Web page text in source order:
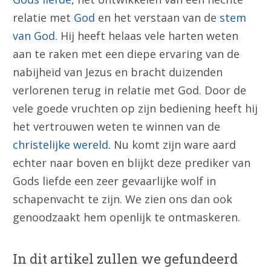
relatie met God en het verstaan van de stem
van God. Hij heeft helaas vele harten weten
aan te raken met een diepe ervaring van de
nabijheid van Jezus en bracht duizenden
verlorenen terug in relatie met God. Door de
vele goede vruchten op zijn bediening heeft hij
het vertrouwen weten te winnen van de
christelijke wereld. Nu komt zijn ware aard
echter naar boven en blijkt deze prediker van
Gods liefde een zeer gevaarlijke wolf in
schapenvacht te zijn. We zien ons dan ook
genoodzaakt hem openlijk te ontmaskeren.
In dit artikel zullen we gefundeerd